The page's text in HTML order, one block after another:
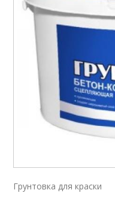
Грунтовка для краски